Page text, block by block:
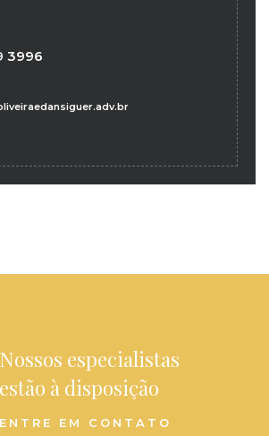
3996
Nossos especialistas
estão à disposição
ENTRE EM CONTATO